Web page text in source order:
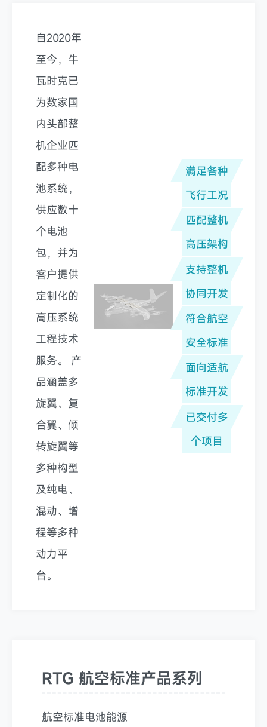
自2020年
至今，牛
瓦时克已
为数家国
内头部整
机企业匹
配多种电
池系统，
供应数十
个电池
包，并为
客户提供
定制化的
高压系统
工程技术
服务。 产
品涵盖多
旋翼、复
合翼、倾
转旋翼等
多种构型
及纯电、
混动、增
程等多种
动力平
台。
满足各种
飞行工况
匹配整机
高压架构
支持整机
协同开发
符合航空
安全标准
面向适航
标准开发
已交付多
个项目
RTG 航空标准产品系列
航空标准电池能源